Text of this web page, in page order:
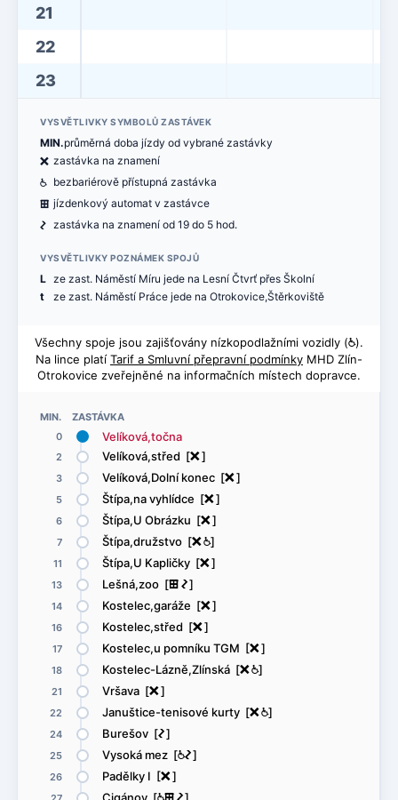
MIN. ZASTÁVKA
0
Velíková,točna
2 Velíková,střed [ë]
3 Velíková,Dolní konec [ë]
5 Štípa,na vyhlídce [ë]
6 Štípa,U Obrázku [ë]
7 Štípa,družstvo [ë@]
11 Štípa,U Kapličky [ë]
13 Lešná,zoo [æó]
14 Kostelec,garáže [ë]
16 Kostelec,střed [ë]
17 Kostelec,u pomníku TGM [ë]
18 Kostelec-Lázně,Zlínská [ë@]
21 Vršava [ë]
22 Januštice-tenisové kurty [ë@]
24 Burešov [ó]
25 Vysoká mez [@ó]
26 Padělky I [ë]
21
22
23
VYSVĚTLIVKY SYMBOLŮ ZASTÁVEK
MIN.průměrná doba jízdy od vybrané zastávky
ë zastávka na znamení
@ bezbariérově přístupná zastávka
æ jízdenkový automat v zastávce
ó zastávka na znamení od 19 do 5 hod.
VYSVĚTLIVKY POZNÁMEK SPOJŮ
L ze zast. Náměstí Míru jede na Lesní Čtvrť přes Školní
t
ze zast. Náměstí Práce jede na Otrokovice,Štěrkoviště
Všechny spoje jsou zajišťovány nízkopodlažními vozidly (@).
Na lince platí Tarif a Smluvní přepravní podmínky MHD Zlín-
Otrokovice zveřejněné na informačních místech dopravce.